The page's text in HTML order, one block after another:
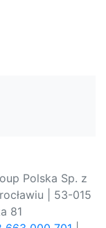
Polska Sp. z
| 53-015
81